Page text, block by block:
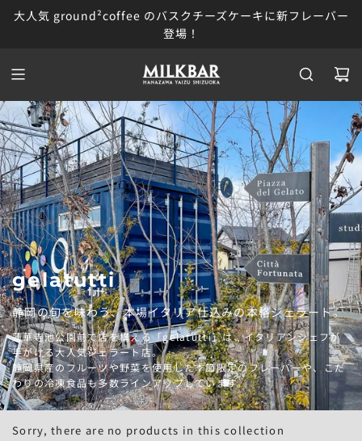
C
O
N
T
E
N
T
大人気 ground²coffee のバスクチーズケーキに新フレーバー
登場！
gelatutti
静岡の旬を味わう、本場イタリア仕込みの本格ジェラート。
蓮華寺池公園前で店を構える「gelatutti」は、イタリアンシェフが
手がける大人気ジェラート店。
静岡県産のフルーツや野菜を使用した季節限定のフレーバーや、こだ
わりの冷凍食品も多数ラインアップしています。
Sorry, there are no products in this collection